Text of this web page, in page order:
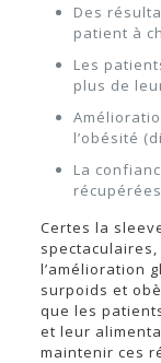
Des
patient à
Les
plus de
l’obésité
La
Certes la
l’amélioration
surpoids et
que les
et leur
maintenir ces